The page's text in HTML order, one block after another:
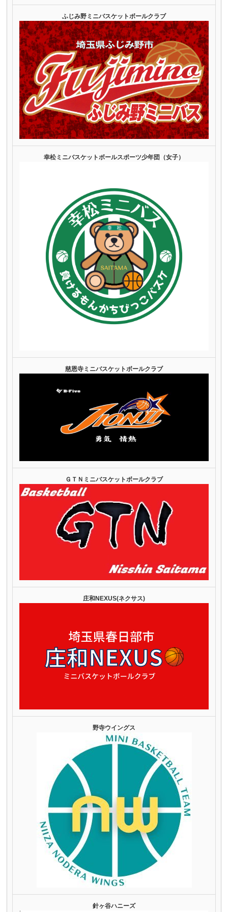
ふじみ野ミニバスケットボールクラブ
幸松ミニバスケットボールスポーツ少年団（女子）
慈恩寺ミニバスケットボールクラブ
ＧＴＮミニバスケットボールクラブ
庄和NEXUS(ネクサス)
野寺ウイングス
針ヶ谷ハニーズ